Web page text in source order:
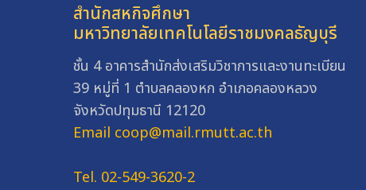
สำนักสหกิจศึกษา
มหาวิทยาลัยเทคโนโลยีราชมงคลธัญบุรี
ชั้น 4 อาคารสำนักส่งเสริมวิชาการและงานทะเบียน
39 หมู่ที่ 1 ตำบลคลองหก อำเภอคลองหลวง
จังหวัดปทุมธานี 12120
Email coop@mail.rmutt.ac.th
Tel. 02-549-3620-2